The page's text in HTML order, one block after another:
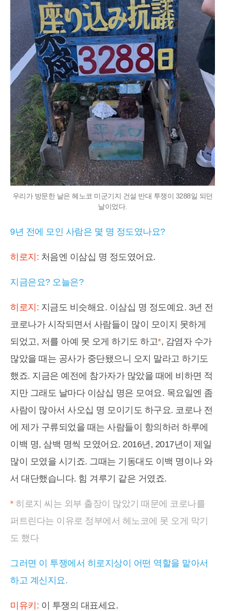
우리가 방문한 날은 헤노코 미군기지 건설 반대 투쟁이 3288일 되던
날이었다.
9년 전에 모인 사람은 몇 명 정도였나요?
히로지: 처음엔 이삼십 명 정도였어요.
지금은요? 오늘은?
히로지: 지금도 비슷해요. 이삼십 명 정도예요. 3년 전
코로나가 시작되면서 사람들이 많이 모이지 못하게
되었고, 저를 아예 못 오게 하기도 하고*, 감염자 수가
많았을 때는 공사가 중단됐으니 오지 말라고 하기도
했죠. 지금은 예전에 참가자가 많았을 때에 비하면 적
지만 그래도 날마다 이삼십 명은 모여요. 목요일엔 좀
사람이 많아서 사오십 명 모이기도 하구요. 코로나 전
에 제가 구류되었을 때는 사람들이 항의하러 하루에
이백 명, 삼백 명씩 모였어요. 2016년, 2017년이 제일
많이 모였을 시기죠. 그때는 기동대도 이백 명이나 와
서 대단했습니다. 힘 겨루기 같은 거였죠.
* 히로지 씨는 외부 출장이 많았기 때문에 코로나를
퍼트린다는 이유로 정부에서 헤노코에 못 오게 막기
도 했다
그러면 이 투쟁에서 히로지상이 어떤 역할을 맡아서
하고 계신지요.
미유키: 이 투쟁의 대표세요.